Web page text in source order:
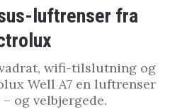
luftrenser fra
wifi-tilslutning og
Well A7 en luftrenser
og velbjergede.